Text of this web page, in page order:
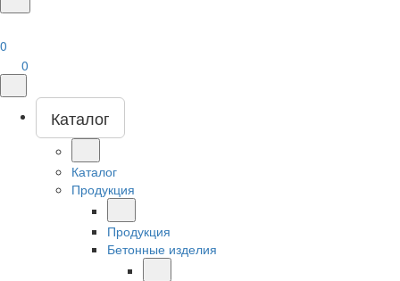
0
0
Каталог
Каталог
Продукция
Продукция
Бетонные изделия